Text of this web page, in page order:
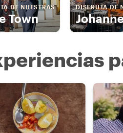
DE NUESTRAS
Town
DISFRUTA DE